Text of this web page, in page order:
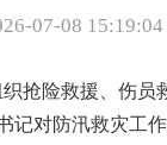
07-08 15:19:04
织抢险救援、伤员
记对防汛救灾工